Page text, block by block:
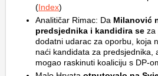
(Index)
Analitičar Rimac: Da Milanović
predsjednika i kandidira se za
dodatni udarac za oporbu, koja
naći kandidata za predsjednika,
mogao raskinuti koaliciju s DP-